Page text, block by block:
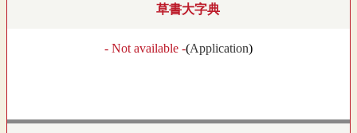
草書大字典
- Not available -(Application)